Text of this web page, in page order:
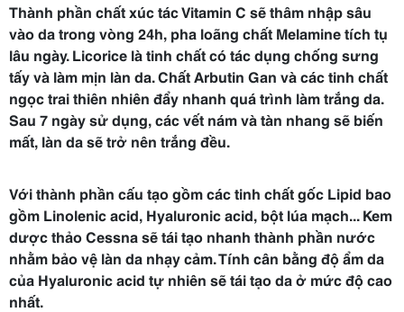
Thành phần chất xúc tác Vitamin C sẽ thâm nhập sâu
vào da trong vòng 24h, pha loãng chất Melamine tích tụ
lâu ngày. Licorice là tinh chất có tác dụng chống sưng
tấy và làm mịn làn da. Chất Arbutin Gan và các tinh chất
ngọc trai thiên nhiên đẩy nhanh quá trình làm trắng da.
Sau 7 ngày sử dụng, các vết nám và tàn nhang sẽ biến
mất, làn da sẽ trở nên trắng đều.
Với thành phần cấu tạo gồm các tinh chất gốc Lipid bao
gồm Linolenic acid, Hyaluronic acid, bột lúa mạch... Kem
dược thảo Cessna sẽ tái tạo nhanh thành phần nước
nhằm bảo vệ làn da nhạy cảm. Tính cân bằng độ ẩm da
của Hyaluronic acid tự nhiên sẽ tái tạo da ở mức độ cao
nhất.